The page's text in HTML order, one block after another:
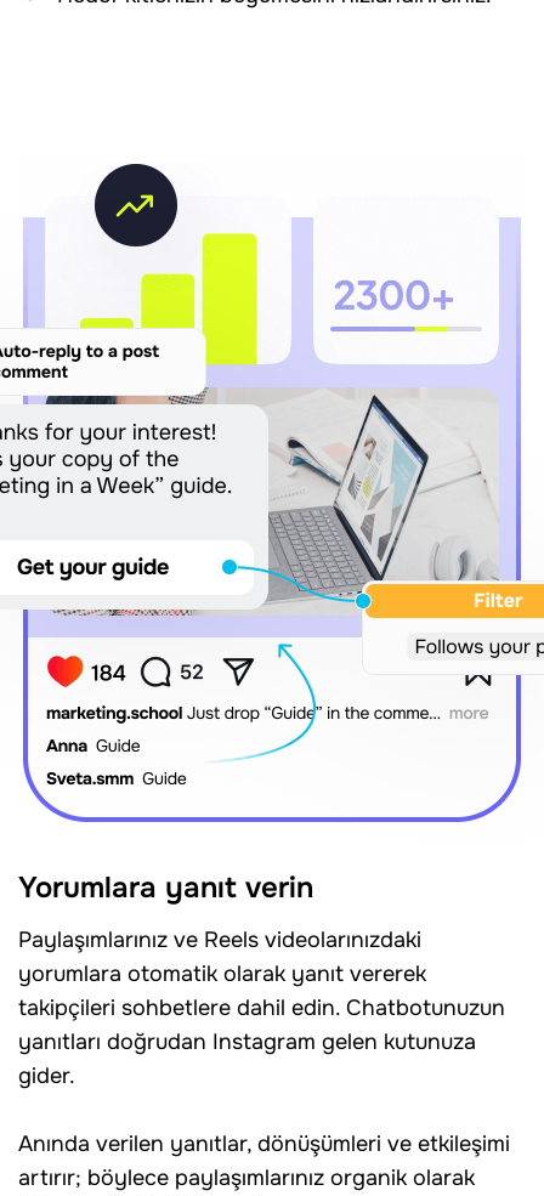
Yorumlara yanıt verin
Paylaşımlarınız ve Reels videolarınızdaki
yorumlara otomatik olarak yanıt vererek
takipçileri sohbetlere dahil edin. Chatbotunuzun
yanıtları doğrudan Instagram gelen kutunuza
gider.
Anında verilen yanıtlar, dönüşümleri ve etkileşimi
artırır; böylece paylaşımlarınız organik olarak